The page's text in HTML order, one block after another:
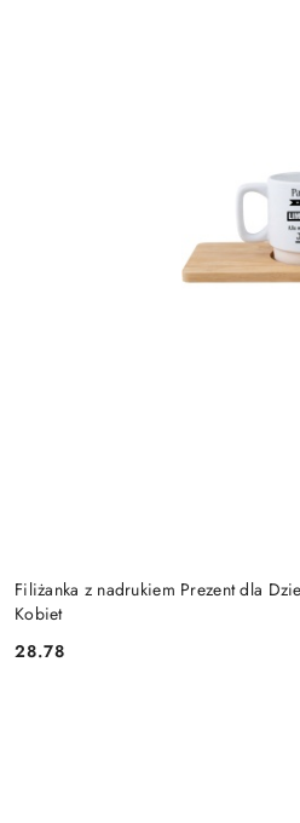
Filiżanka z nadrukiem Prezent dla
Kobiet
Cena:
28.78